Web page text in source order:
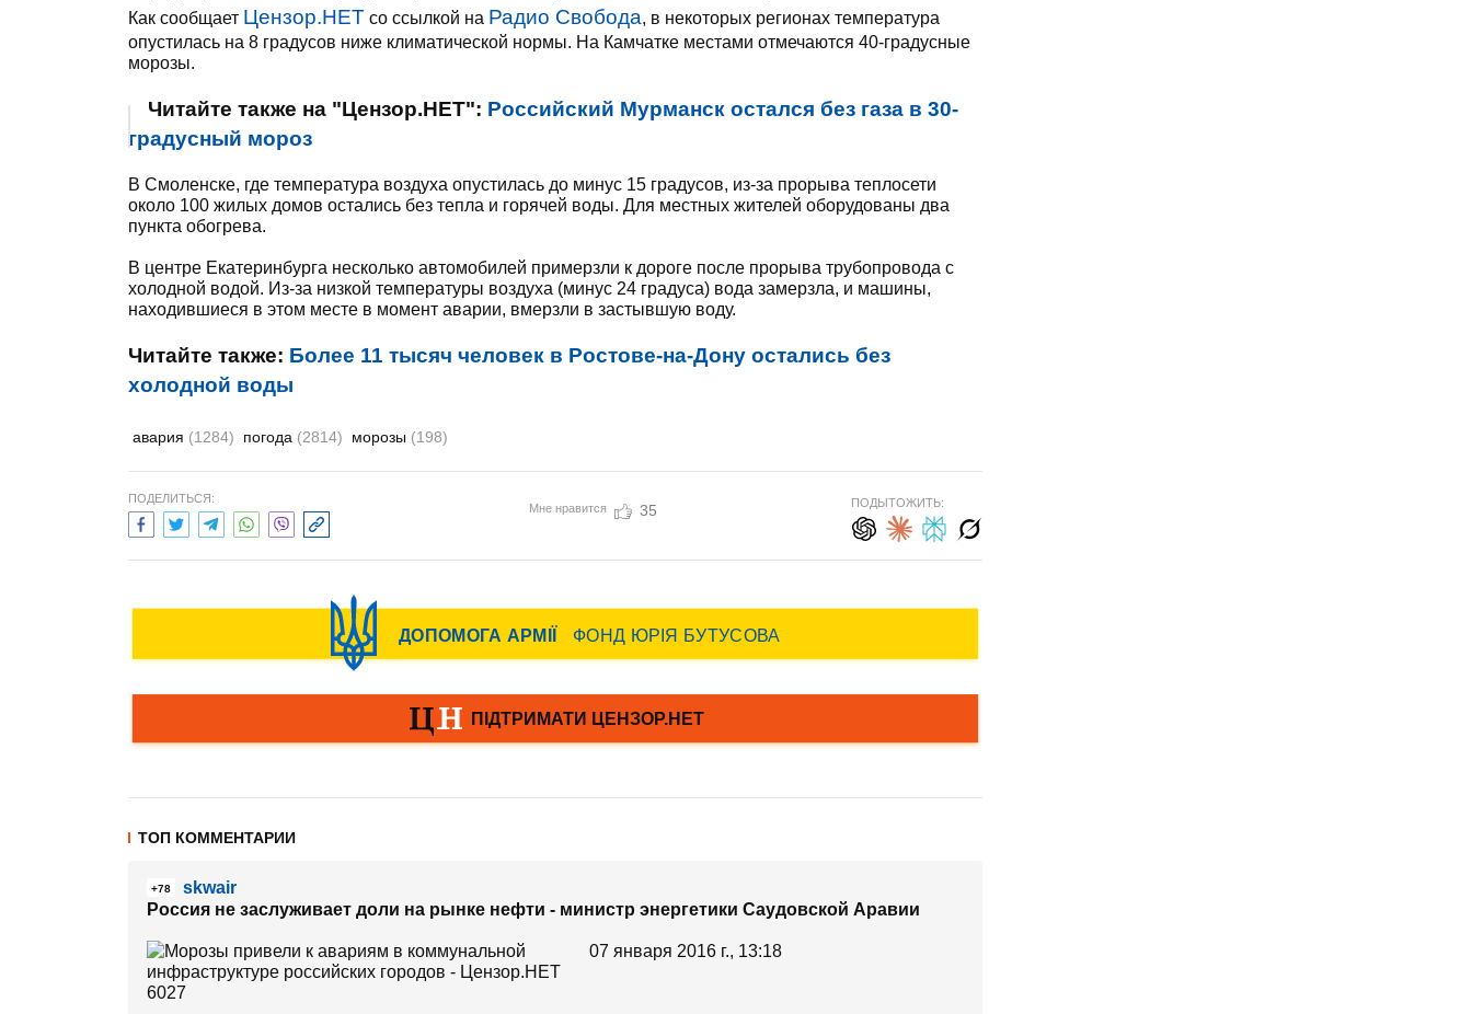
Как сообщает Цензор.НЕТ со ссылкой на Радио Свобода, в некоторых регионах температура
опустилась на 8 градусов ниже климатической нормы. На Камчатке местами отмечаются 40-градусные
морозы.
Читайте также на "Цензор.НЕТ": Российский Мурманск остался без газа в 30-
градусный мороз
В Смоленске, где температура воздуха опустилась до минус 15 градусов, из-за прорыва теплосети
около 100 жилых домов остались без тепла и горячей воды. Для местных жителей оборудованы два
пункта обогрева.
В центре Екатеринбурга несколько автомобилей примерзли к дороге после прорыва трубопровода с
холодной водой. Из-за низкой температуры воздуха (минус 24 градуса) вода замерзла, и машины,
находившиеся в этом месте в момент аварии, вмерзли в застывшую воду.
Читайте также: Более 11 тысяч человек в Ростове-на-Дону остались без
холодной воды
авария (1284) погода (2814) морозы (198)
ПОДЕЛИТЬСЯ:
Мне нравится 35 ПОДЫТОЖИТЬ:
ТОП КОММЕНТАРИИ
+78
skwair
Россия не заслуживает доли на рынке нефти - министр энергетики Саудовской Аравии
07 января 2016 г., 13:18